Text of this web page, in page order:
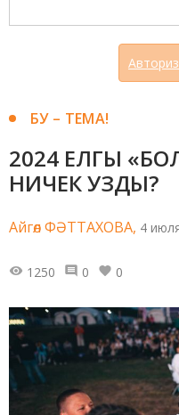
БУ – ТЕМА!
2024 ЕЛГЫ
НИЧЕК УЗДЫ?
Айгөл ФӘТТАХОВА, 4
1250 0 0